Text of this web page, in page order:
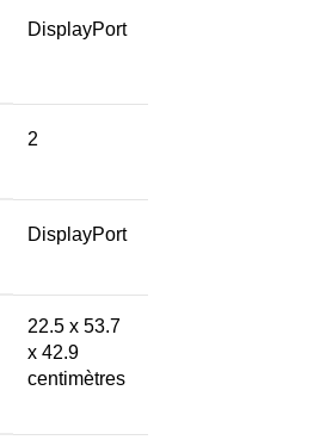
‎DisplayPort
‎2
‎DisplayPort
‎22.5 x 53.7
x 42.9
centimètres